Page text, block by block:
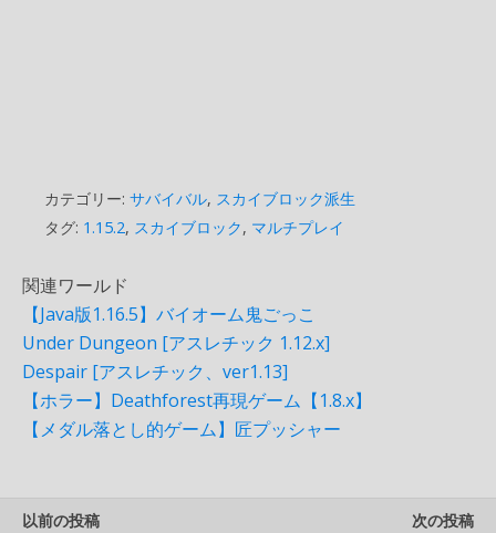
カテゴリー: サバイバル, スカイブロック派生
タグ: 1.15.2, スカイブロック, マルチプレイ
関連ワールド
【Java版1.16.5】バイオーム鬼ごっこ
Under Dungeon [アスレチック 1.12.x]
Despair [アスレチック、ver1.13]
【ホラー】Deathforest再現ゲーム【1.8.x】
【メダル落とし的ゲーム】匠プッシャー
以前の投稿
次の投稿